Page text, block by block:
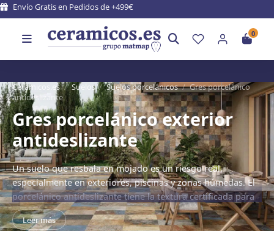
Entrega en 5 - 9 días laborales
0
Ceramicos.es / Suelos / Suelos porcelánicos / Gres porcelánico
antideslizante
Gres porcelánico exterior
antideslizante
Un suelo que resbala en mojado es un riesgo real,
especialmente en exteriores, piscinas y zonas húmedas. El
porcelánico antideslizante tiene la textura certificada para
garantizar seguridad sin sacrificar el diseño. Clasificación
C2 para baños e interiores húmedos; C3 obligatorio para
Leer más